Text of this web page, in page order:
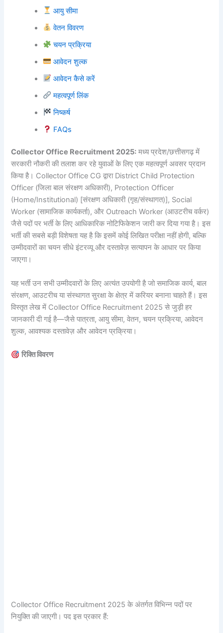
आयु सीमा
वेतन विवरण
चयन प्रक्रिया
आवेदन शुल्क
आवेदन कैसे करें
महत्वपूर्ण लिंक
निष्कर्ष
FAQs
Collector Office Recruitment 2025: मध्य प्रदेश/छत्तीसगढ़ में
सरकारी नौकरी की तलाश कर रहे युवाओं के लिए एक महत्वपूर्ण अवसर प्रदान
किया है। Collector Office CG द्वारा District Child Protection
Officer (जिला बाल संरक्षण अधिकारी), Protection Officer
(Home/Institutional) [संरक्षण अधिकारी (गृह/संस्थागत)], Social
Worker (सामाजिक कार्यकर्ता), और Outreach Worker (आउटरीच वर्कर)
जैसे पदों पर भर्ती के लिए आधिकारिक नोटिफिकेशन जारी कर दिया गया है। इस
भर्ती की सबसे बड़ी विशेषता यह है कि इसमें कोई लिखित परीक्षा नहीं होगी, बल्कि
उम्मीदवारों का चयन सीधे इंटरव्यू और दस्तावेज़ सत्यापन के आधार पर किया
जाएगा।
यह भर्ती उन सभी उम्मीदवारों के लिए अत्यंत उपयोगी है जो समाजिक कार्य, बाल
संरक्षण, आउटरीच या संस्थागत सुरक्षा के क्षेत्र में करियर बनाना चाहते हैं। इस
विस्तृत लेख में Collector Office Recruitment 2025 से जुड़ी हर
जानकारी दी गई है—जैसे पात्रता, आयु सीमा, वेतन, चयन प्रक्रिया, आवेदन
शुल्क, आवश्यक दस्तावेज़ और आवेदन प्रक्रिया।
रिक्ति विवरण
Collector Office Recruitment 2025 के अंतर्गत विभिन्न पदों पर
नियुक्ति की जाएगी। पद इस प्रकार हैं: